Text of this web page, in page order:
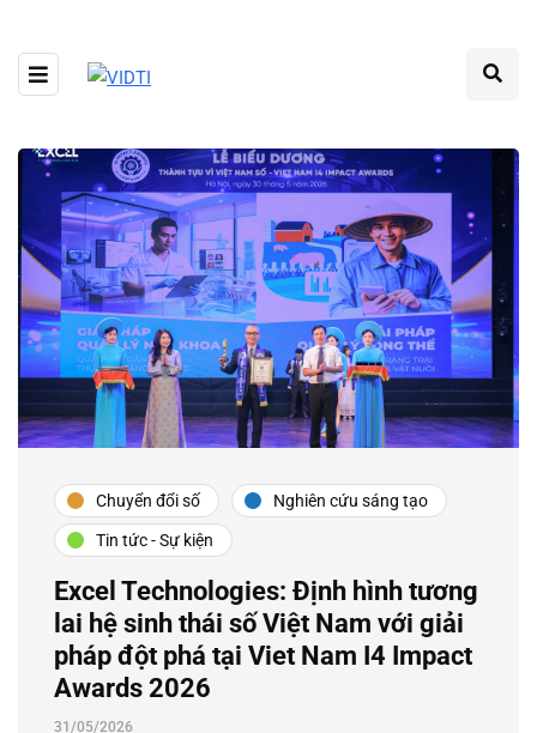
Chuyển đổi số Nghiên cứu sáng tạo
Tin tức - Sự kiện
Excel Technologies: Định hình tương
lai hệ sinh thái số Việt Nam với giải
pháp đột phá tại Viet Nam I4 Impact
Awards 2026
31/05/2026